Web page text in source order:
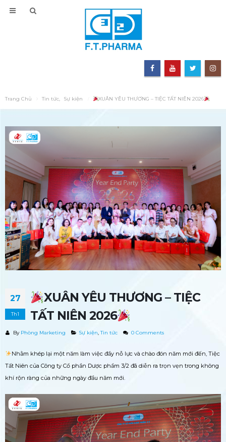
Trang Chủ Tin tức Sự kiện XUÂN YÊU THƯƠNG – TIỆC TẤT NIÊN 2026
27
Th1
XUÂN YÊU THƯƠNG – TIỆC
TẤT NIÊN 2026
By Phòng Marketing Sự kiện ,Tin tức 0 Comments
Nhằm khép lại một năm làm việc đầy nỗ lực và chào đón năm mới đến, Tiệc
Tất Niên của Công ty Cổ phần Dược phẩm 3/2 đã diễn ra trọn vẹn trong không
khí rộn ràng của những ngày đầu năm mới.
– CHÀO LỄ HỘI SÂM NGỌC
LINH & DƯỢC LIỆU QUỐC TẾ
3 Tháng Tám, 2026
F.T.PHARMA – KHÉP LẠI
HÀNH TRÌNH THÀNH CÔNG
TẠI MEDIPHARM EXPO 2026
3 Tháng Tám, 2026
GẶP GỠ FT.PHARMA TẠI
MEDIPHARM EXPO 2026 – KẾT
NỐI CƠ HỘI, KIẾN TẠO GIÁ TRỊ!
30 Tháng Bảy, 2026
TEAM BUILDING 2026 –
HÈ SÔI ĐỘNG CÙNG
FT.PHARMA
29 Tháng Sáu, 2026
CHƯƠNG TRÌNH
TRÌNH DƯỢC VIÊN 2026
31 Tháng Ba, 2026